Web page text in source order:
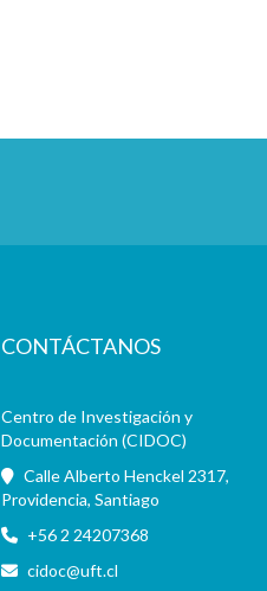
CONTÁCTANOS
Centro de Investigación y
Documentación (CIDOC)
Calle Alberto Henckel 2317,
Providencia, Santiago
+56 2 24207368
cidoc@uft.cl